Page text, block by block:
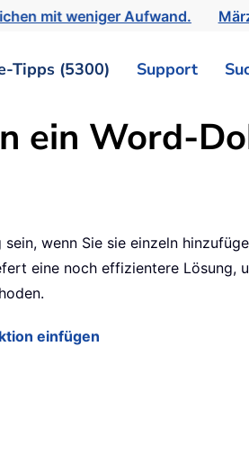
mit weniger Aufwand.
Tipps (5300) Support
ein Word-
wenn Sie sie einzeln
eine noch effizientere Lösung,
einfügen